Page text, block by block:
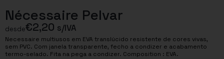
Nécessaire Pelvar
desde€2,20 s/IVA
Necessaire multiusos em EVA translúcido resistente de cores vivas,
sem PVC. Com janela transparente, fecho a condizer e acabamento
termo-selado. Fita na pega a condizer. Composition : EVA.